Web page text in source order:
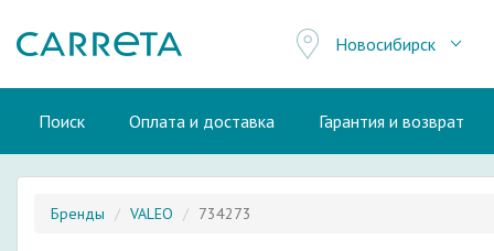
Новосибирск
Поиск Оплата и доставка Гарантия и возврат
Бренды VALEO 734273